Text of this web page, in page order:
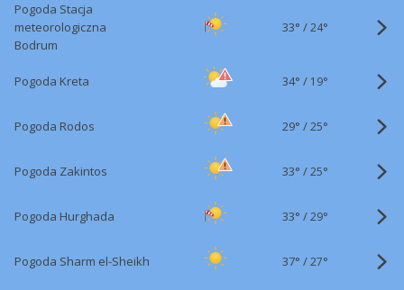
Pogoda Stacja
meteorologiczna
Bodrum
33° /24°
Pogoda Kreta 34° / 19°
Pogoda Rodos 29° /25°
Pogoda Zakintos 33° /25°
Pogoda Hurghada 33° /29°
Pogoda Sharm el-Sheikh 37° /27°